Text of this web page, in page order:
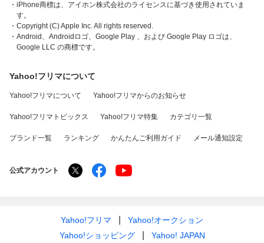
・iPhone商標は、アイホン株式会社のライセンスに基づき使用されていま
す。
・Copyright (C) Apple Inc. All rights reserved.
・Android、Androidロゴ、Google Play 、および Google Play ロゴは、
Google LLC の商標です。
Yahoo!フリマについて
Yahoo!フリマについて Yahoo!フリマからのお知らせ
Yahoo!フリマトピックス Yahoo!フリマ特集 カテゴリ一覧
ブランド一覧 ランキング かんたんご利用ガイド メール通知設定
公式アカウント
Yahoo!フリマ
Yahoo!オークション
Yahoo!ショッピング
Yahoo! JAPAN